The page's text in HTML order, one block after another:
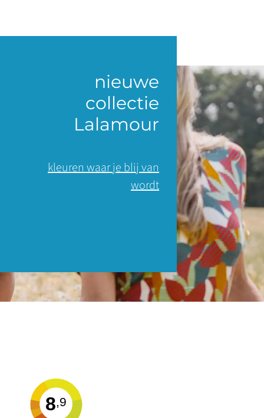
nieuwe
collectie
Lalamour
kleuren waar je blij van
wordt
8,9